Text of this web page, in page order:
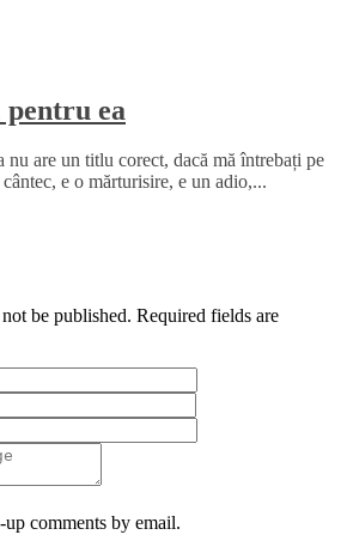
ea
nu are un titlu corect, dacă mă întrebați pe
e o mărturisire, e un adio,...
be published. Required fields are
comments by email.